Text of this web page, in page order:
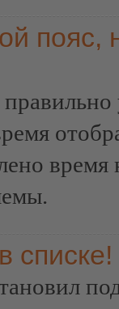
пояс,
списке!